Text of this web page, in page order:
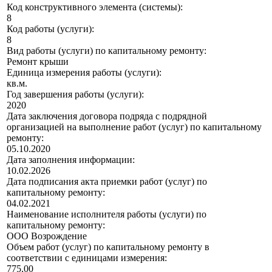
Код конструктивного элемента (системы):
8
Код работы (услуги):
8
Вид работы (услуги) по капитальному ремонту:
Ремонт крыши
Единица измерения работы (услуги):
кв.м.
Год завершения работы (услуги):
2020
Дата заключения договора подряда с подрядной
организацией на выполнение работ (услуг) по капитальному
ремонту:
05.10.2020
Дата заполнения информации:
10.02.2026
Дата подписания акта приемки работ (услуг) по
капитальному ремонту:
04.02.2021
Наименование исполнителя работы (услуги) по
капитальному ремонту:
ООО Возрождение
Объем работ (услуг) по капитальному ремонту в
соответствии с единицами измерения:
775,00